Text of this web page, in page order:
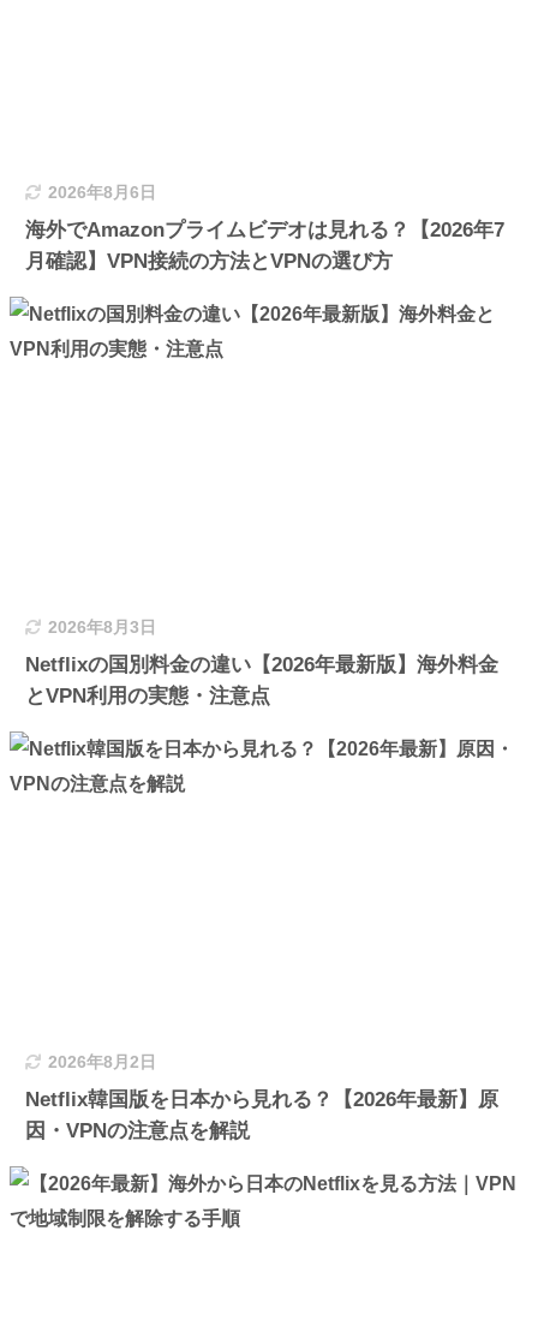
2026年8月6日
海外でAmazonプライムビデオは見れる？【2026年7
月確認】VPN接続の方法とVPNの選び方
2026年8月3日
Netflixの国別料金の違い【2026年最新版】海外料金
とVPN利用の実態・注意点
2026年8月2日
Netflix韓国版を日本から見れる？【2026年最新】原
因・VPNの注意点を解説